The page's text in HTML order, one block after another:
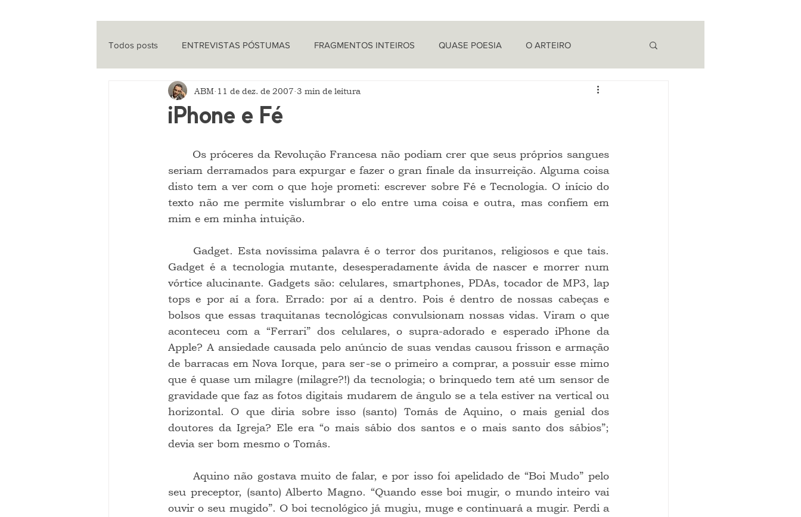
Todos posts ENTREVISTAS PÓSTUMAS FRAGMENTOS INTEIROS QUASE POESIA O ARTEIRO
ENTREVISTAS CINEMA PROVOCAÇÕES NADA FILOSÓFICAS
iPhone e Fé
ABM 11 de dez. de 2007 3 min de leitura
seriam derramados para expurgar e fazer o gran finale da insurreição. Alguma coisa
disto tem a ver com o que hoje prometi: escrever sobre Fé e Tecnologia. O início do
texto não me permite vislumbrar o elo entre uma coisa e outra, mas confiem em
mim e em minha intuição.
Gadget é a tecnologia mutante, desesperadamente ávida de nascer e morrer num
vórtice alucinante. Gadgets são: celulares, smartphones, PDAs, tocador de MP3, lap
tops e por aí a fora. Errado: por aí a dentro. Pois é dentro de nossas cabeças e
bolsos que essas traquitanas tecnológicas convulsionam nossas vidas. Viram o que
aconteceu com a “Ferrari” dos celulares, o supra-adorado e esperado iPhone da
Apple? A ansiedade causada pelo anúncio de suas vendas causou frisson e armação
de barracas em Nova Iorque, para ser-se o primeiro a comprar, a possuir esse mimo
que é quase um milagre (milagre?!) da tecnologia; o brinquedo tem até um sensor de
gravidade que faz as fotos digitais mudarem de ângulo se a tela estiver na vertical ou
horizontal. O que diria sobre isso (santo) Tomás de Aquino, o mais genial dos
doutores da Igreja? Ele era “o mais sábio dos santos e o mais santo dos sábios”;
devia ser bom mesmo o Tomás.
seu preceptor, (santo) Alberto Magno. “Quando esse boi mugir, o mundo inteiro vai
ouvir o seu mugido”. O boi tecnológico já mugiu, muge e continuará a mugir. Perdi a